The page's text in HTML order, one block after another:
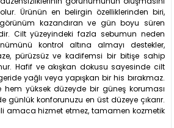
Ürünün en belirgin özelliklerinden biri,
kazandıran ve gün boyu süren
Cilt yüzeyindeki fazla sebumun neden
kontrol altına almayı destekler,
pürüzsüz ve kadifemsi bir bitişe sahip
Hafif ve akışkan dokusu sayesinde cilt
yağlı veya yapışkan bir his bırakmaz.
hem yüksek düzeyde bir güneş koruması
konforunuzu en üst düzeye çıkarır.
amaca hizmet etmez, tamamen kozmetik